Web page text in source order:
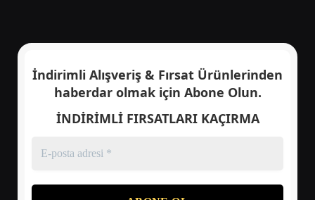
İndirimli Alışveriş & Fırsat Ürünlerinden
haberdar olmak için Abone Olun.
İNDİRİMLİ FIRSATLARI KAÇIRMA